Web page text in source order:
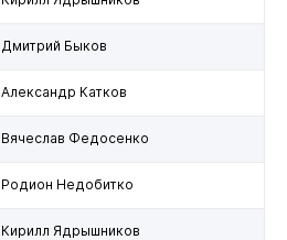
Дмитрий Быков
Александр Катков
Вячеслав Федосенко
Родион Недобитко
Кирилл Ядрышников